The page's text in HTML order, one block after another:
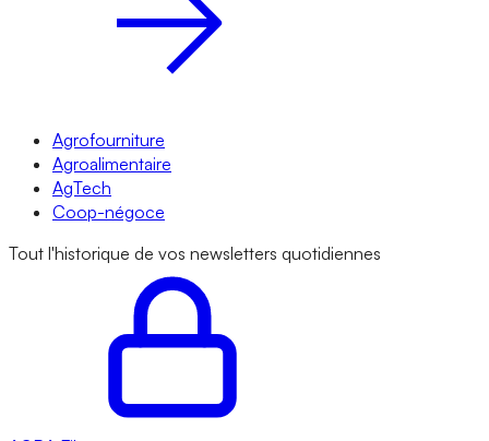
Agrofourniture
Agroalimentaire
AgTech
Coop-négoce
Tout l'historique de vos newsletters quotidiennes